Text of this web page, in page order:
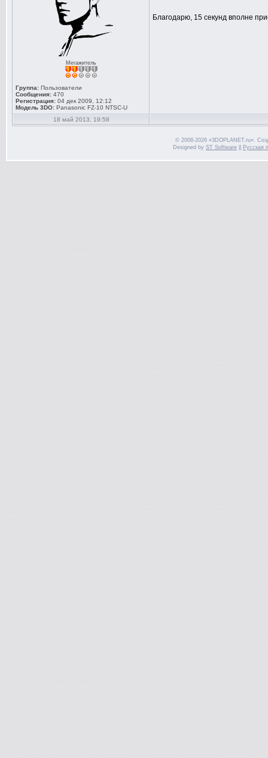
Мегажитель
Группа: Пользователи
Сообщения: 470
Регистрация: 04 дек 2009, 12:12
Модель 3DO: Panasonic FZ-10 NTSC-U
Благодарю, 15 секунд вполне
18 май 2013, 19:58
© 2008-2026 «3DOPLANET.ru».
Designed by ST Software Русская